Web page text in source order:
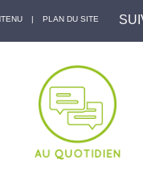
| PLAN DU SITE